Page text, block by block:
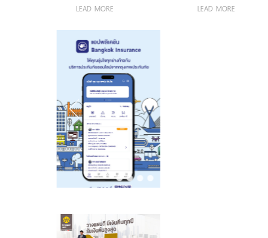
เติบโตอย่างโดด
เจาะกลุ่มรถ
ยอดนิยม
LEAD MORE ภัยจากรถ จำกัด
LEAD MORE